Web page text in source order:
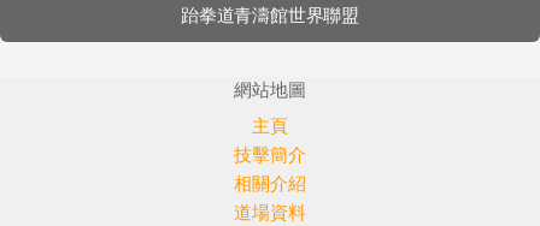
跆拳道青濤館世界聯盟
網站地圖
主頁
技擊簡介
相關介紹
道場資料